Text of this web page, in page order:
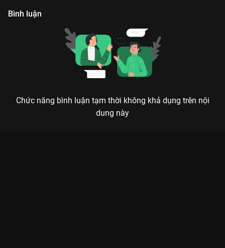
Bình luận
Chức năng bình luận tạm thời không khả dụng trên nội
dung này